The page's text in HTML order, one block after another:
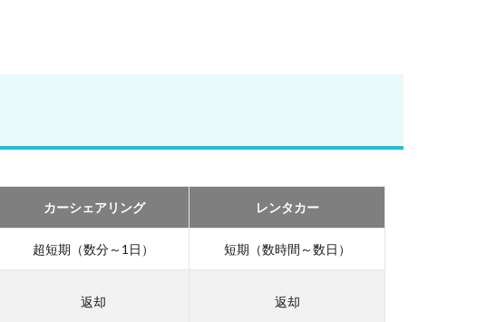
カーシェアリング レンタカー
超短期（数分～1日） 短期（数時間～数日）
返却 返却